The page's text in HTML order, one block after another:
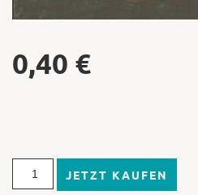
0,40 €
JETZT KAUFEN